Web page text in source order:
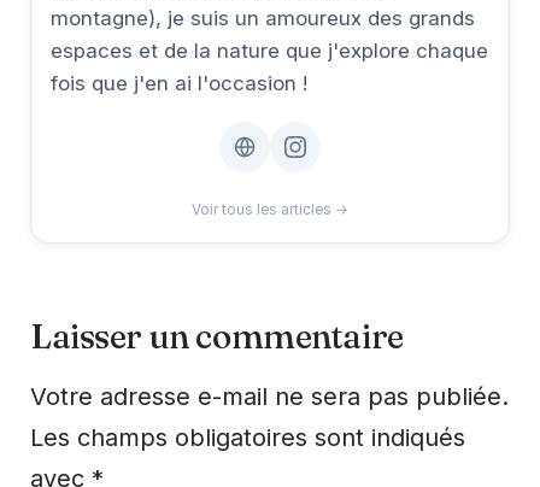
montagne), je suis un amoureux des grands
espaces et de la nature que j'explore chaque
fois que j'en ai l'occasion !
Voir tous les articles →
Laisser un commentaire
Votre adresse e-mail ne sera pas publiée.
Les champs obligatoires sont indiqués
avec *